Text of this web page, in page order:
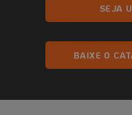
podem
ser
na
SEJA
BAIXE O